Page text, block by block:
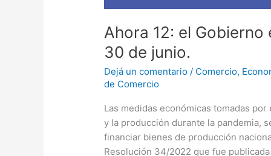
Ahora 12: el
30 de junio.⁣
Dejá un comentario / Comercio,
de Comercio
Las medidas económicas tomadas
y la producción durante la pandemia,
financiar bienes de producción
Resolución 34/2022 que fue